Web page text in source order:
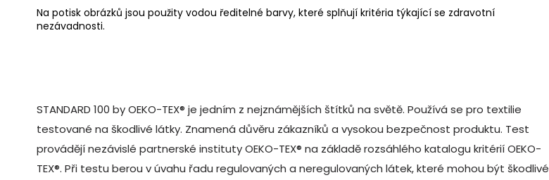
Na potisk obrázků jsou použity vodou ředitelné barvy, které splňují kritéria týkající se zdravotní
nezávadnosti.
STANDARD 100 by OEKO-TEX® je jedním z nejznámějších štítků na světě. Používá se pro textilie
testované na škodlivé látky. Znamená důvěru zákazníků a vysokou bezpečnost produktu. Test
provádějí nezávislé partnerské instituty OEKO-TEX® na základě rozsáhlého katalogu kritérií OEKO-
TEX®. Při testu berou v úvahu řadu regulovaných a neregulovaných látek, které mohou být škodlivé